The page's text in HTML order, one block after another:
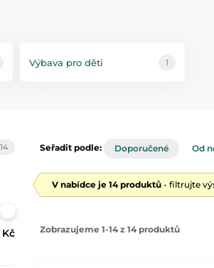
Výbava pro děti 1
14
Kč
Seřadit podle: Doporučené Od
V nabídce je 14 produktů - filtrujte
Zobrazujeme 1-14 z 14 produktů